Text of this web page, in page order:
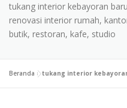
tukang interior kebayoran
renovasi interior rumah,
butik, restoran, kafe, studio
Beranda »tukang interior